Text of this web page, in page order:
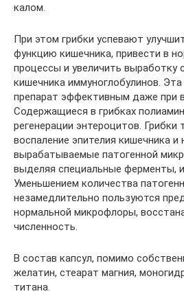
калом.
При этом грибки успевают
функцию кишечника, привести в
процессы и увеличить выработку
кишечника иммуноглобулинов.
препарат эффективным даже при
Содержащиеся в грибках
регенерации энтероцитов.
воспаление эпителия кишечника и
вырабатываемые патогенной
выделяя специальные ферменты,
Уменьшением количества
незамедлительно пользуются
нормальной микрофлоры,
численность.
В состав капсул, помимо
желатин, стеарат магния,
титана.